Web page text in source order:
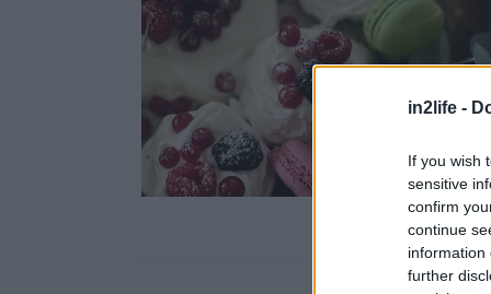
in2life -
If you wish
sensitive
confirm
continue
information
further